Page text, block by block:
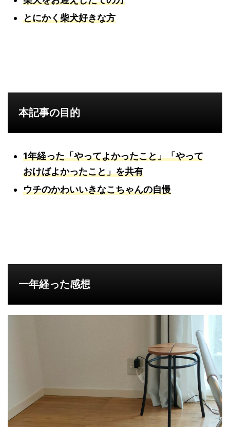
とにかく柴犬好きな方
本記事の目的
1年経った「やってよかったこと」「やって
おけばよかったこと」を共有
ウチのかわいいきなこちゃんの自慢
一年経った感想